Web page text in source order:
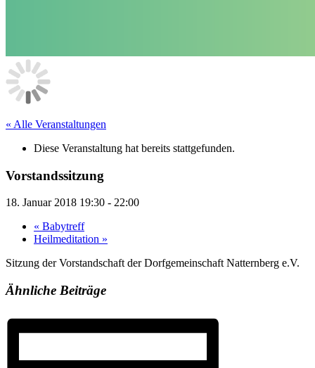
« Alle Veranstaltungen
Diese Veranstaltung hat bereits stattgefunden.
Vorstandssitzung
18. Januar 2018 19:30 - 22:00
« Babytreff
Heilmeditation »
Sitzung der Vorstandschaft der Dorfgemeinschaft Natternberg e.V.
Ähnliche Beiträge